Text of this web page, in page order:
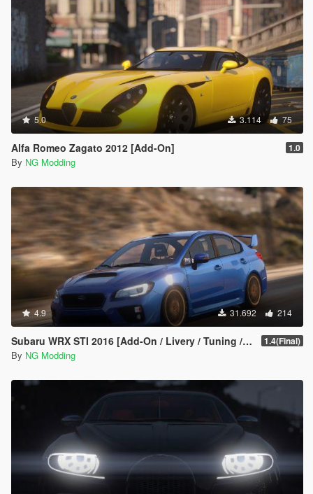
5.0 3.114 75
Alfa Romeo Zagato 2012 [Add-On] 1.0
By NG Modding
4.9 31.692 214
Subaru WRX STI 2016 [Add-On / Livery / Tuning / Extras ] 1.4(Final)
By NG Modding